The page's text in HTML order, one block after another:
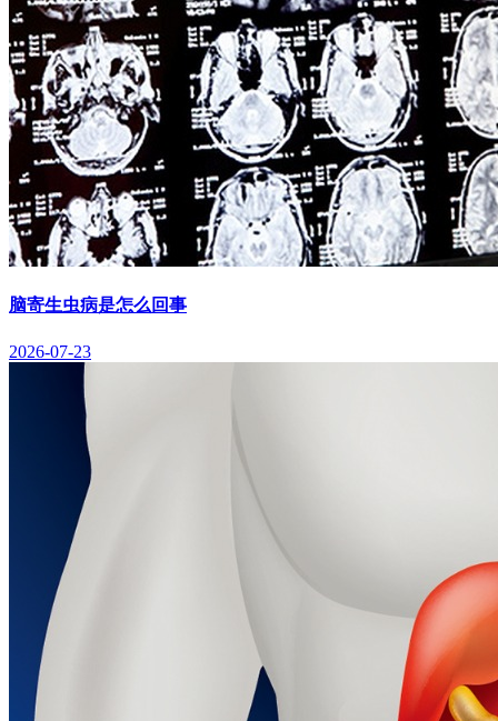
脑寄生虫病是怎么回事
2026-07-23